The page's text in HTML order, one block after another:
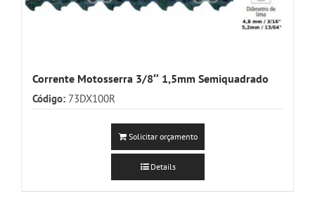
Corrente Motosserra 3/8″ 1,5mm Semiquadrado
Código: 73DX100R
Solicitar orçamento
Details